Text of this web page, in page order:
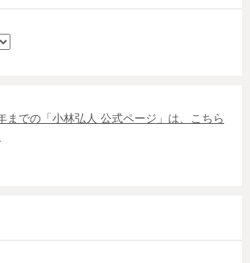
までの「小林弘人 公式ページ」は、こちら